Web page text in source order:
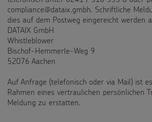
compliance@dataix.gmbh. Schriftliche
dies auf dem Postweg eingereicht werden
DATAIX GmbH
Whistleblower
Bischof-Hemmerle-Weg 9
52076 Aachen
Auf Anfrage (telefonisch oder via Mail) ist
Rahmen eines vertraulichen persönlichen
Meldung zu erstatten.